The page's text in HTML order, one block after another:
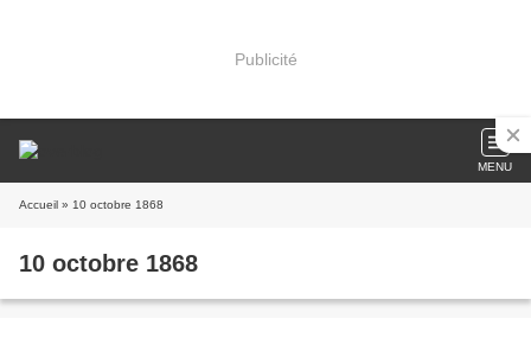
Publicité
MENU
Accueil » 10 octobre 1868
10 octobre 1868